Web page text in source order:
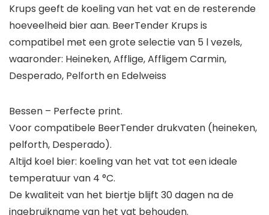
Krups geeft de koeling van het vat en de resterende
hoeveelheid bier aan. BeerTender Krups is
compatibel met een grote selectie van 5 l vezels,
waaronder: Heineken, Afflige, Affligem Carmin,
Desperado, Pelforth en Edelweiss
Bessen – Perfecte print.
Voor compatibele BeerTender drukvaten (heineken,
pelforth, Desperado).
Altijd koel bier: koeling van het vat tot een ideale
temperatuur van 4 °C.
De kwaliteit van het biertje blijft 30 dagen na de
ingebruikname van het vat behouden.